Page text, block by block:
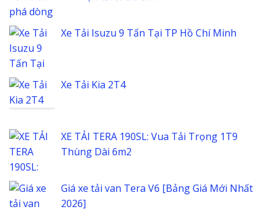
Xe Tải Isuzu 9 Tấn Tại TP Hồ Chí Minh
Xe Tải Kia 2T4
XE TẢI TERA 190SL: Vua Tải Trọng 1T9
Thùng Dài 6m2
Giá xe tải van Tera V6 [Bảng Giá Mới Nhất
2026]